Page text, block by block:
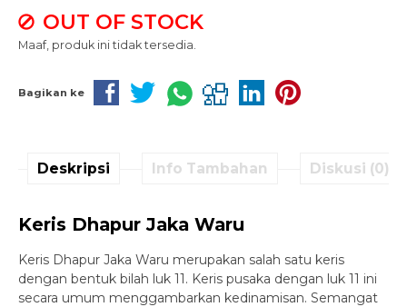
OUT OF STOCK
Maaf, produk ini tidak tersedia.
Bagikan ke
Deskripsi Info Tambahan Diskusi (0)
Keris Dhapur Jaka Waru
Keris Dhapur Jaka Waru merupakan salah satu keris
dengan bentuk bilah luk 11. Keris pusaka dengan luk 11 ini
secara umum menggambarkan kedinamisan. Semangat